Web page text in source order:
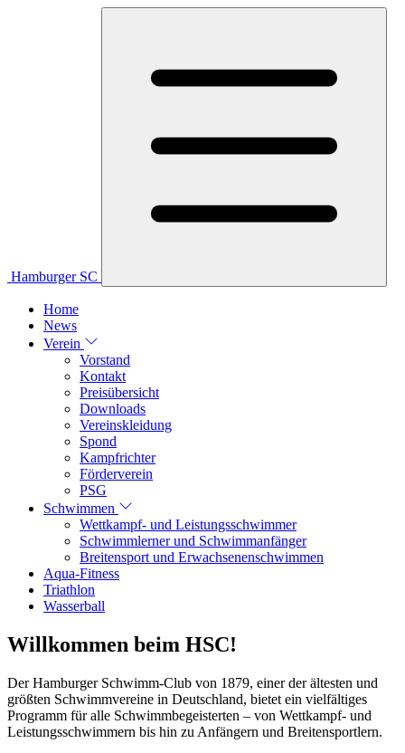
Hamburger SC
Home
News
Verein
Vorstand
Kontakt
Preisübersicht
Downloads
Vereinskleidung
Spond
Kampfrichter
Förderverein
PSG
Schwimmen
Wettkampf- und Leistungsschwimmer
Schwimmlerner und Schwimmanfänger
Breitensport und Erwachsenenschwimmen
Aqua-Fitness
Triathlon
Wasserball
Willkommen beim HSC!
Der Hamburger Schwimm-Club von 1879, einer der ältesten und
größten Schwimmvereine in Deutschland, bietet ein vielfältiges
Programm für alle Schwimmbegeisterten – von Wettkampf- und
Leistungsschwimmern bis hin zu Anfängern und Breitensportlern.